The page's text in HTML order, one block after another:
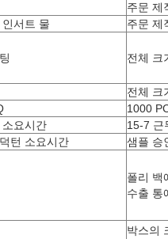
주문 제
인서트 물
주문 제
전체 크
전체 크
1000
요시간
15-7 근
턴 소요시간
샘플 승
폴리 백
수출 통
박스의